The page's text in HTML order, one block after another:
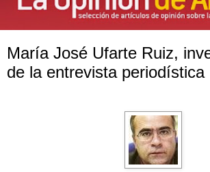
María José Ufarte Ruiz,
de la entrevista periodística